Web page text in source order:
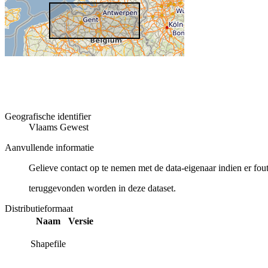
Geografische identifier
Vlaams Gewest
Aanvullende informatie
Gelieve contact op te nemen met de data-eigenaar indien er
teruggevonden worden in deze dataset.
Distributieformaat
Naam
Versie
Shapefile